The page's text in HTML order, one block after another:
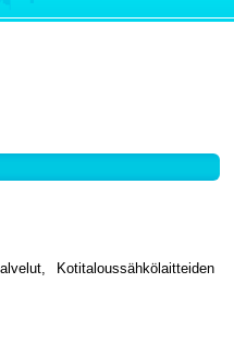
Kotitaloussähkölaitteiden